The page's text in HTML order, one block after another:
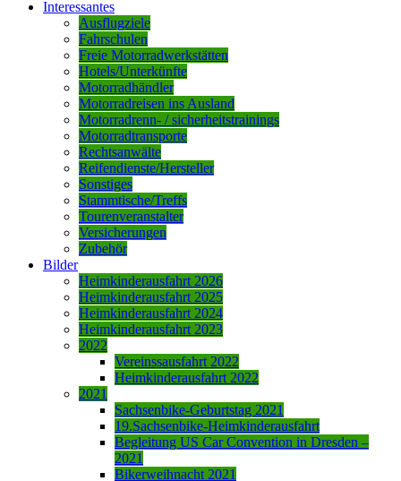
Interessantes
Ausflugziele
Fahrschulen
Freie Motorradwerkstätten
Hotels/Unterkünfte
Motorradhändler
Motorradreisen ins Ausland
Motorradrenn- / sicherheitstrainings
Motorradtransporte
Rechtsanwälte
Reifendienste/Hersteller
Sonstiges
Stammtische/Treffs
Tourenveranstalter
Versicherungen
Zubehör
Bilder
Heimkinderausfahrt 2026
Heimkinderausfahrt 2025
Heimkinderausfahrt 2024
Heimkinderausfahrt 2023
2022
Vereinssausfahrt 2022
Heimkinderausfahrt 2022
2021
Sachsenbike-Geburtstag 2021
19.Sachsenbike-Heimkinderausfahrt
Begleitung US Car Convention in Dresden –
2021
Bikerweihnacht 2021